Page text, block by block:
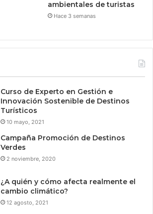
ambientales de turistas
Hace 3 semanas
Curso de Experto en Gestión e
Innovación Sostenible de Destinos
Turísticos
10 mayo, 2021
Campaña Promoción de Destinos
Verdes
2 noviembre, 2020
¿A quién y cómo afecta realmente el
cambio climático?
12 agosto, 2021